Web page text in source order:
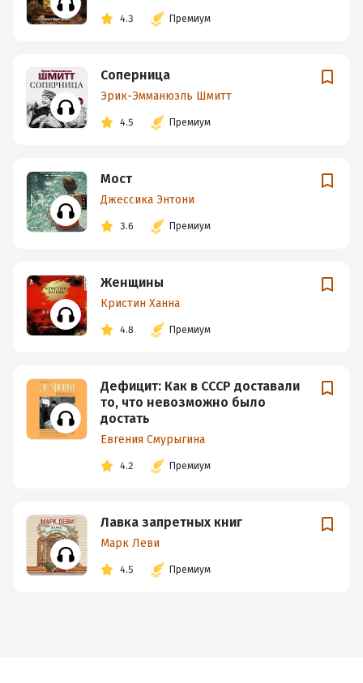
4.3 Премиум
Соперница
Эрик-Эмманюэль Шмитт
4.5 Премиум
Мост
Джессика Энтони
3.6 Премиум
Женщины
Кристин Ханна
4.8 Премиум
Дефицит: Как в СССР доставали
то, что невозможно было
достать
Евгения Смурыгина
4.2 Премиум
Лавка запретных книг
Марк Леви
4.5 Премиум